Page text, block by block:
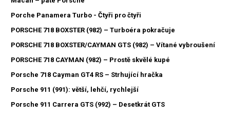
Porche Panamera Turbo - Čtyři pro čtyři
PORSCHE 718 BOXSTER (982) – Turboéra pokračuje
PORSCHE 718 BOXSTER/CAYMAN GTS (982) – Vítané vybroušení
PORSCHE 718 CAYMAN (982) – Prostě skvělé kupé
Porsche 718 Cayman GT4 RS – Strhující hračka
Porsche 911 (991): větší, lehčí, rychlejší
Porsche 911 Carrera GTS (992) – Desetkrát GTS